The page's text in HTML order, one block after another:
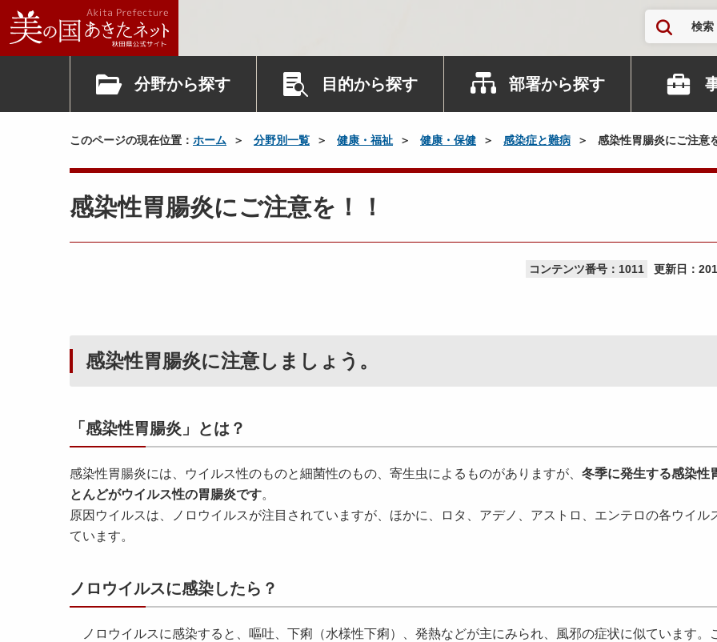
検索
分野から探す 目的から探す 部署から探す
このページの現在位置： ホーム 分野別一覧 健康・福祉 健康・保健 感染症と難病 感染性胃腸炎にご注意
感染性胃腸炎にご注意を！！
コンテンツ番号：1011 更新日：
感染性胃腸炎に注意しましょう。
「感染性胃腸炎」とは？
感染性胃腸炎には、ウイルス性のものと細菌性のもの、寄生虫によるものがありますが、 冬季に発生する感染性
とんどがウイルス性の胃腸炎です。
原因ウイルスは、ノロウイルスが注目されていますが、ほかに、ロタ、アデノ、アストロ、エンテロの各ウイル
ています。
ノロウイルスに感染したら？
ノロウイルスに感染すると、嘔吐、下痢（水様性下痢）、発熱などが主にみられ、風邪の症状に似ています。